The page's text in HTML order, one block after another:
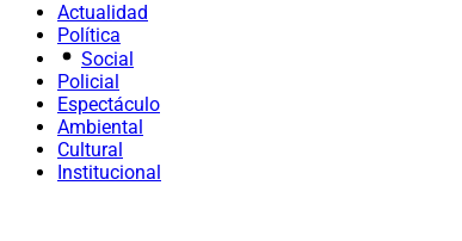
Actualidad
Política
Social
Policial
Espectáculo
Ambiental
Cultural
Institucional